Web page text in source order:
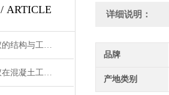
/ ARTICLE
水泥压蒸釜试验仪的结构与工作原理解析
水泥水化热测定仪在混凝土工程中的应用
详细说明：
品牌
产地类别